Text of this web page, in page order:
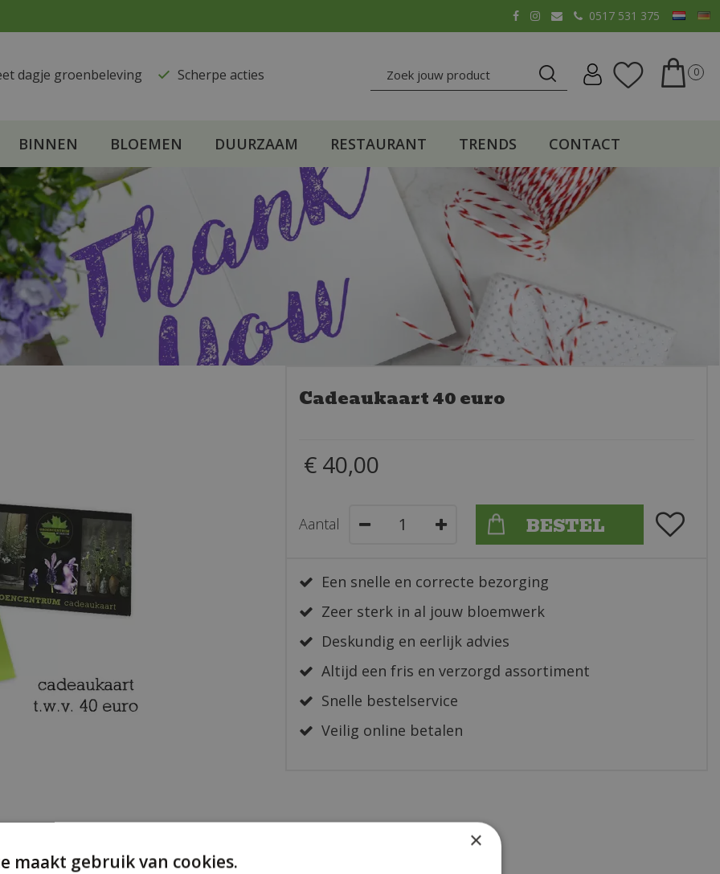
0517 531 375
dagje groenbeleving ​Scherpe acties
BINNEN BLOEMEN DUURZAAM RESTAURANT TRENDS CONTACT
Cadeaukaart 40 euro
€ 40,00
Aantal
Een snelle en correcte bezorging
Zeer sterk in al jouw bloemwerk
Deskundig en eerlijk advies
Altijd een fris en verzorgd assortiment
Snelle bestelservice
Veilig online betalen
×
maakt gebruik van cookies.